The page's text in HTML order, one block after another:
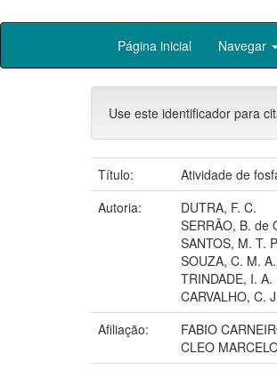
Skip
Página inicial Navegar
Use este identificador para
Título:
Atividade de
Autoria:
DUTRA, F. C.
SERRÃO, B. de
SANTOS, M. T.
SOUZA, C. M. A.
TRINDADE, I. A.
CARVALHO, C.
Afiliação:
FABIO
CLEO